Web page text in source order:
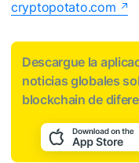
cryptopotato.com
Descargue la
noticias globales
blockchain de